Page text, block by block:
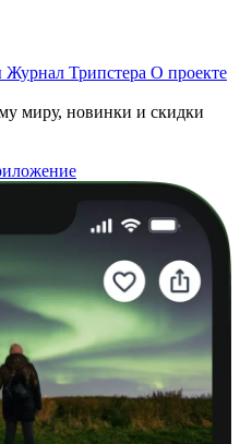
Журнал Трипстера О проекте
миру, новинки и скидки